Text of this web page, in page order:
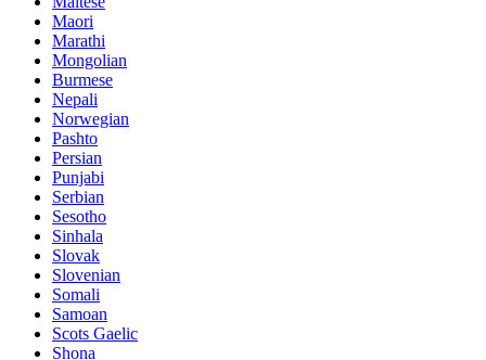
Maori
Marathi
Mongolian
Burmese
Nepali
Norwegian
Pashto
Persian
Punjabi
Serbian
Sesotho
Sinhala
Slovak
Slovenian
Somali
Samoan
Scots Gaelic
Shona